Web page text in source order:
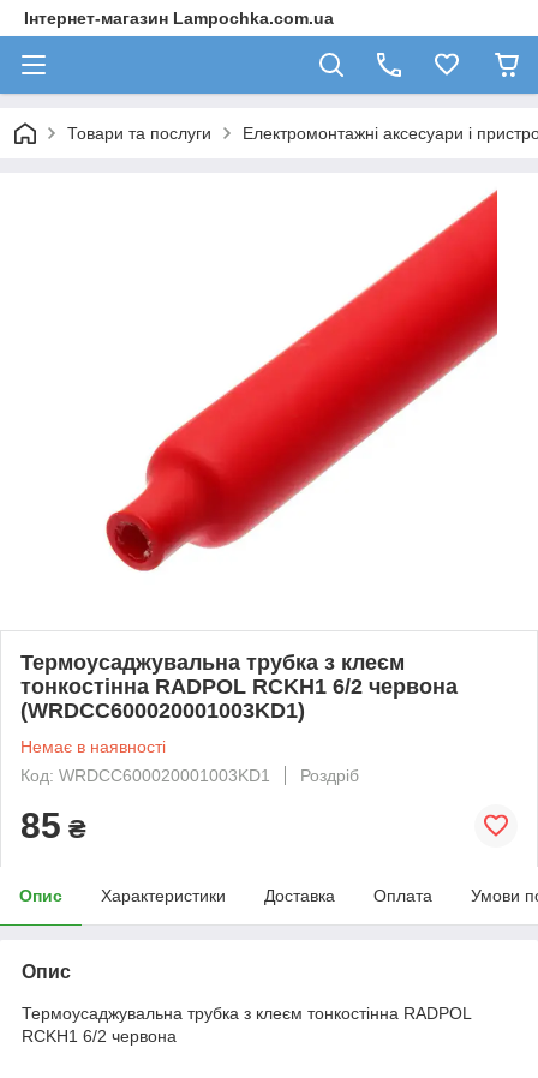
Інтернет-магазин Lampochka.com.ua
Товари та послуги Електромонтажні аксесуари і
Термоусаджувальна трубка з клеєм
тонкостінна RADPOL RCKH1 6/2 червона
(WRDCC600020001003KD1)
Немає в наявності
Код: WRDCC600020001003KD1
Роздріб
85 ₴
Опис Характеристики Доставка Оплата Умови
Опис
Термоусаджувальна трубка з клеєм тонкостінна RADPOL
RCKH1 6/2 червона